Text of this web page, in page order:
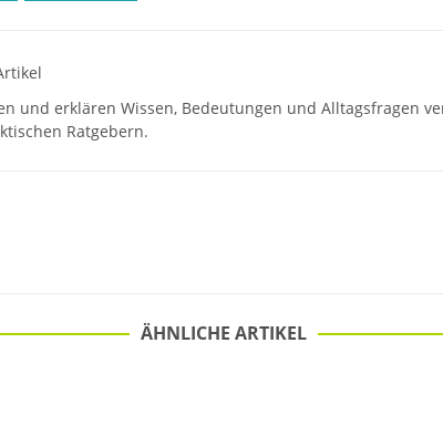
und erklären Wissen, Bedeutungen und Alltagsfragen
Ratgebern.
ÄHNLICHE ARTIKEL